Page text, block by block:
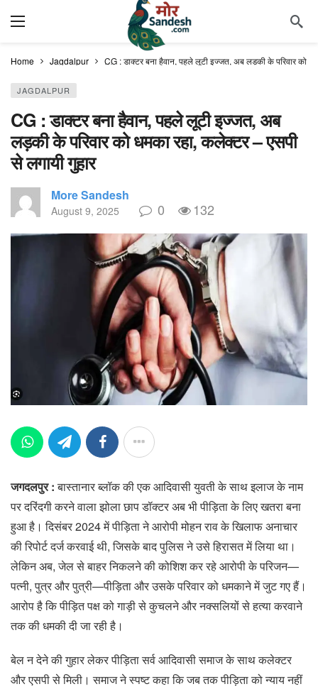
Home Jagdalpur CG : डाक्टर बना हैवान, पहले लूटी इज्जत, अब लड़की के परिवार को
JAGDALPUR
CG : डाक्टर बना हैवान, पहले लूटी इज्जत, अब
लड़की के परिवार को धमका रहा, कलेक्टर – एसपी
से लगायी गुहार
More Sandesh
August 9, 2025 0 132
जगदलपुर :बास्तानार ब्लॉक की एक आदिवासी युवती के साथ इलाज के नाम
पर दरिंदगी करने वाला झोला छाप डॉक्टर अब भी पीड़िता के लिए खतरा बना
हुआ है। दिसंबर 2024 में पीड़िता ने आरोपी मोहन राव के खिलाफ अनाचार
की रिपोर्ट दर्ज करवाई थी, जिसके बाद पुलिस ने उसे हिरासत में लिया था।
लेकिन अब, जेल से बाहर निकलने की कोशिश कर रहे आरोपी के परिजन—
पत्नी, पुत्र और पुत्री—पीड़िता और उसके परिवार को धमकाने में जुट गए हैं।
आरोप है कि पीड़ित पक्ष को गाड़ी से कुचलने और नक्सलियों से हत्या करवाने
तक की धमकी दी जा रही है।
बेल न देने की गुहार लेकर पीड़िता सर्व आदिवासी समाज के साथ कलेक्टर
और एसपी से मिली। समाज ने स्पष्ट कहा कि जब तक पीड़िता को न्याय नहीं